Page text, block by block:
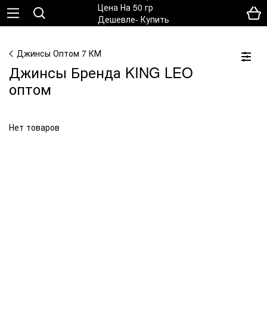
Джинсы Оптом 7 КМ
Джинсы Бренда KING LEO
оптом
Нет товаров